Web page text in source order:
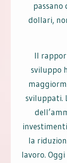
dollari,
Il
sviluppo
sviluppati.
la
lavoro.